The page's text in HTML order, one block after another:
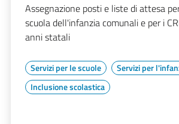
Assegnazione posti e liste di attesa
scuola dell'infanzia comunali e per i
anni statali
Servizi per le scuole
Servizi per
Inclusione scolastica